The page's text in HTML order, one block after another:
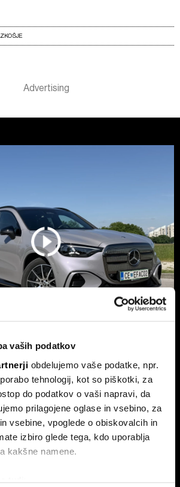
vaših podatkov
obdelujemo vaše podatke, npr.
tehnologij, kot so piškotki, za
do podatkov o vaši napravi, da
prilagojene oglase in vsebino, za
vsebine, vpoglede o obiskovalcih in
izbiro glede tega, kdo uporablja
kakšne namene.
tudi:
benz GLC: Tvegana
luksuza ali genialni
z elektrificirano uspešnico
v smeri pogonske alternative.